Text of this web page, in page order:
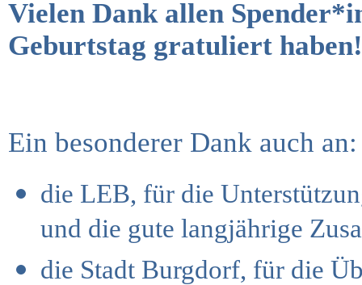
Vielen Dank allen
Geburtstag gratuliert haben!
Ein besonderer Dank auch an:
die LEB, für die
und die gute langjährige
die Stadt Burgdorf, für die